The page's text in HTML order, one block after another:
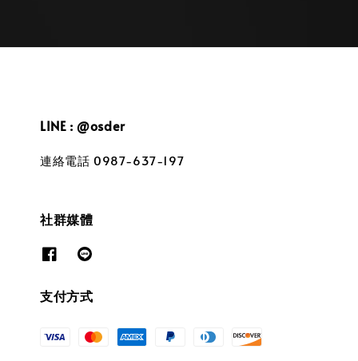
LINE : @osder
連絡電話 0987-637-197
社群媒體
支付方式